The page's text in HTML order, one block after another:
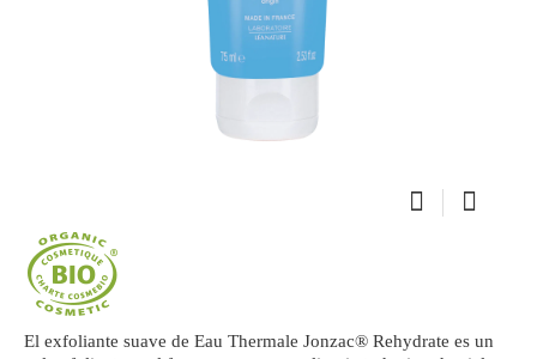
El exfoliante suave de Eau Thermale Jonzac® Rehydrate es un